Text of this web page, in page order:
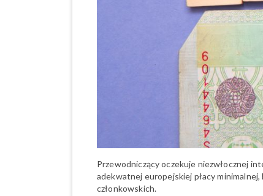
Przewodniczący oczekuje niezwłocznej
adekwatnej europejskiej płacy
członkowskich.